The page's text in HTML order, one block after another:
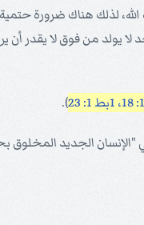
لذلك هناك ضرورة حتمية
يولد من فوق لا يقدر أن
بط 1: 23 ).
"الإنسان الجديد